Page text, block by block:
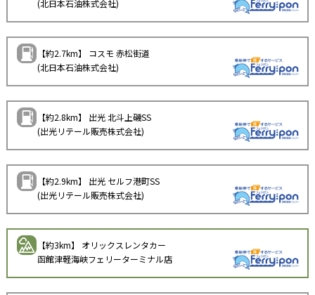
(北日本石油株式会社)
【約2.7km】 コスモ 赤松街道
(北日本石油株式会社)
【約2.8km】 出光 北斗上磯SS
(出光リテール販売株式会社)
【約2.9km】 出光 セルフ港町SS
(出光リテール販売株式会社)
【約3km】 オリックスレンタカー
函館津軽海峡フェリーターミナル店